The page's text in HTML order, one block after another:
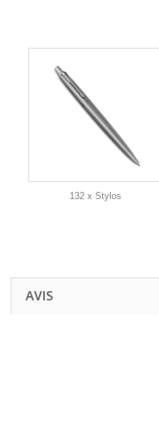
132 x Stylos
AVIS